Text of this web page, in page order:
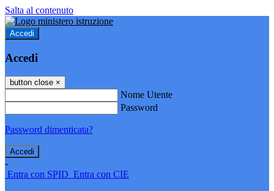
Salta al contenuto
Accedi
Accedi
button close ×
Nome Utente
Password
Password dimenticata?
-
Entra con SPID Entra con CIE